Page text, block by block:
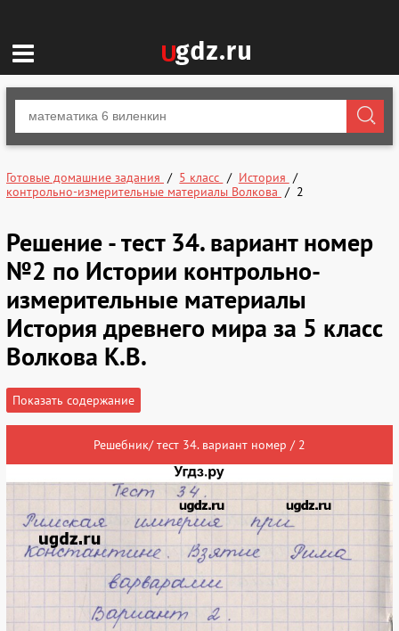
Готовые домашние задания 5 класс
История
контрольно-измерительные материалы Волкова
2
Решение - тест 34. вариант номер
№2 по Истории контрольно-
измерительные материалы
История древнего мира за 5 класс
Волкова К.В.
Показать содержание
Решебник/ тест 34. вариант номер / 2